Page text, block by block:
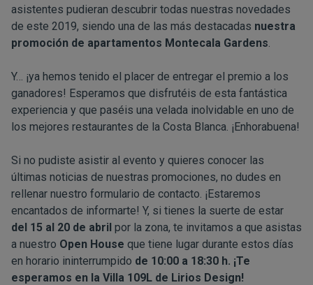
asistentes pudieran descubrir todas nuestras novedades
de este 2019, siendo una de las más destacadas nuestra
promoción de apartamentos Montecala Gardens.
Y… ¡ya hemos tenido el placer de entregar el premio a los
ganadores! Esperamos que disfrutéis de esta fantástica
experiencia y que paséis una velada inolvidable en uno de
los mejores restaurantes de la Costa Blanca. ¡Enhorabuena!
Si no pudiste asistir al evento y quieres conocer las
últimas noticias de nuestras promociones, no dudes en
rellenar nuestro formulario de contacto. ¡Estaremos
encantados de informarte! Y, si tienes la suerte de estar
del 15 al 20 de abril por la zona, te invitamos a que asistas
a nuestro Open House que tiene lugar durante estos días
en horario ininterrumpido de 10:00 a 18:30 h. ¡Te
esperamos en la Villa 109L de Lirios Design!